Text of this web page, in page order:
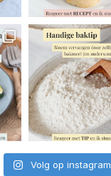
Volg op instagram